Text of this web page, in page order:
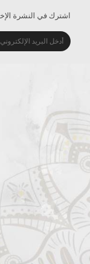
اشترك في النشرة